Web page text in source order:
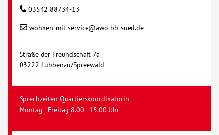
03542 88734-13
wohnen-mit-service@awo-bb-sued.de
Straße der Freundschaft 7a
03222 Lübbenau/Spreewald
Sprechzeiten Quartierskoordinatorin
Montag - Freitag 8.00 - 15.00 Uhr